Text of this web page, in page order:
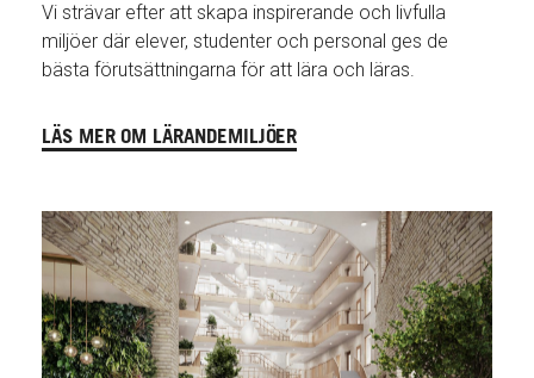
Vi strävar efter att skapa inspirerande och livfulla
miljöer där elever, studenter och personal ges de
bästa förutsättningarna för att lära och läras.
LÄS MER OM LÄRANDEMILJÖER